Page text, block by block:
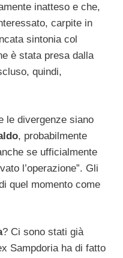
inatteso e che,
carpite in
sintonia col
è stata presa dalla
quindi,
le divergenze siano
, probabilmente
se ufficialmente
l’operazione”. Gli
quel momento come
? Ci sono stati già
Sampdoria ha di fatto